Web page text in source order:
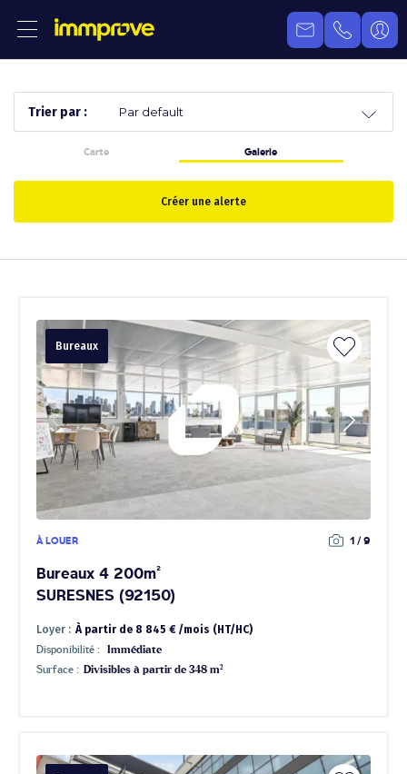
Trier par :
Carte Galerie
Créer une alerte
Bureaux
À LOUER 1 / 9
Bureaux 4 200m²
SURESNES (92150)
Loyer : À partir de 8 845 € /mois (HT/HC)
Disponibilité :
Immédiate
Surface : Divisibles à partir de 348 m²